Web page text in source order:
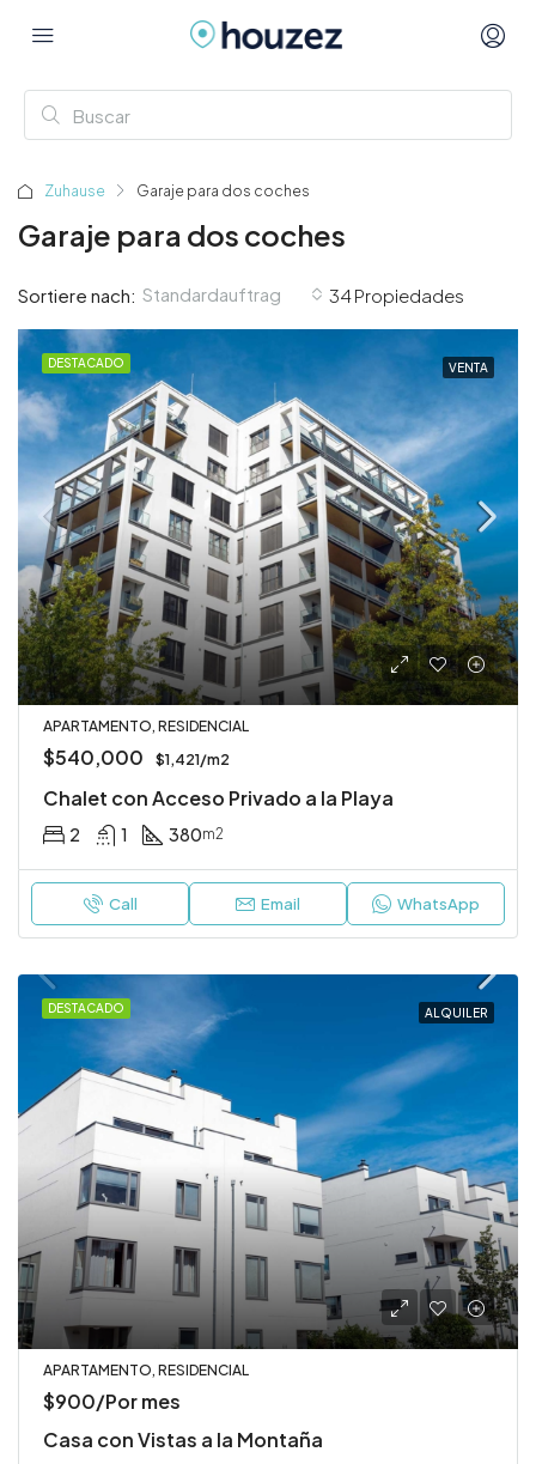
Zuhause Garaje para dos coches
Garaje para dos coches
34 Propiedades
Sortiere nach: Standardauftrag
DESTACADO VENTA
APARTAMENTO, RESIDENCIAL
$540,000 $1,421/m2
Chalet con Acceso Privado a la Playa
2 1 380m2
Call Email WhatsApp
DESTACADO ALQUILER
APARTAMENTO, RESIDENCIAL
$900/Por mes
Casa con Vistas a la Montaña